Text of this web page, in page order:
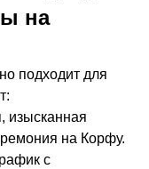
на
подходит для
изысканная
на Корфу.
с